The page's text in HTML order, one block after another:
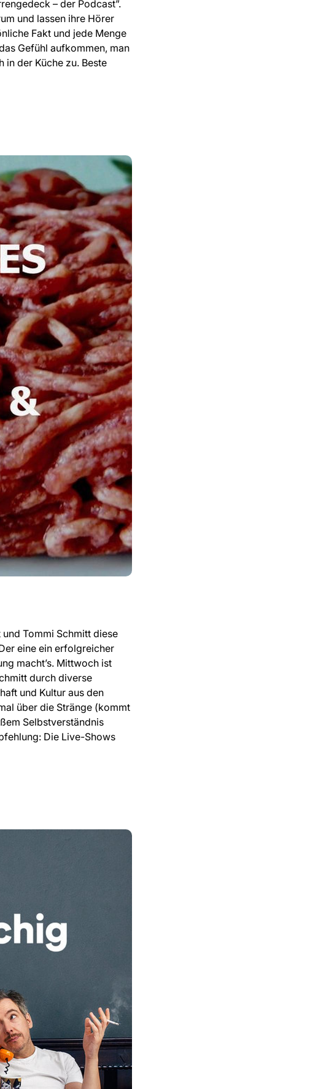
– der Podcast”.
und lassen ihre Hörer
Fakt und jede Menge
Gefühl aufkommen, man
in der Küche zu. Beste
Tommi Schmitt diese
eine ein erfolgreicher
macht’s. Mittwoch ist
durch diverse
und Kultur aus den
über die Stränge (kommt
Selbstverständnis
Die Live-Shows